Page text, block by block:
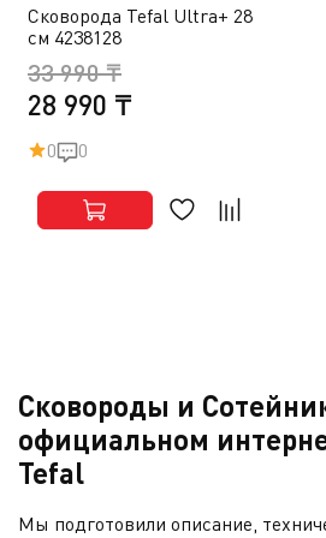
Сковорода Tefal Ultra+ 28
см 4238128
28 990 ₸
33 990 ₸
0 0
Сковороды и
официальном
Tefal
Мы подготовили описание,